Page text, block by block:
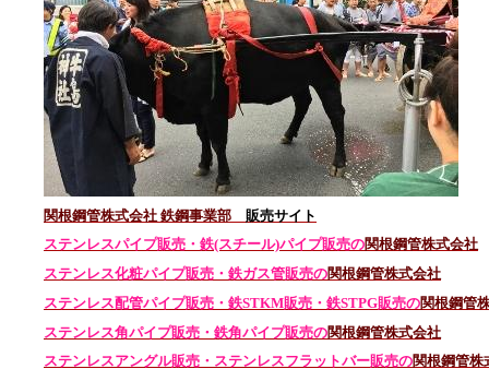
関根鋼管株式会社 鉄鋼事業部
販売サイト
ステンレスパイプ販売・鉄(スチール)パイプ販売の関根鋼管株式会社
ステンレス化粧パイプ販売・鉄ガス管販売の関根鋼管株式会社
ステンレス配管パイプ販売・鉄STKM販売・鉄STPG販売の関根鋼管
ステンレス角パイプ販売・鉄角パイプ販売の関根鋼管株式会社
ステンレスアングル販売・ ステンレスフラットバー販売の関根鋼管株